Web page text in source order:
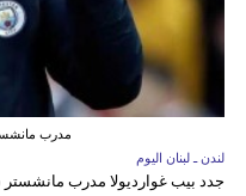
مدرب
لندن ـ لبنان اليوم
جدد بيب غوارديولا مدرب مانشستر